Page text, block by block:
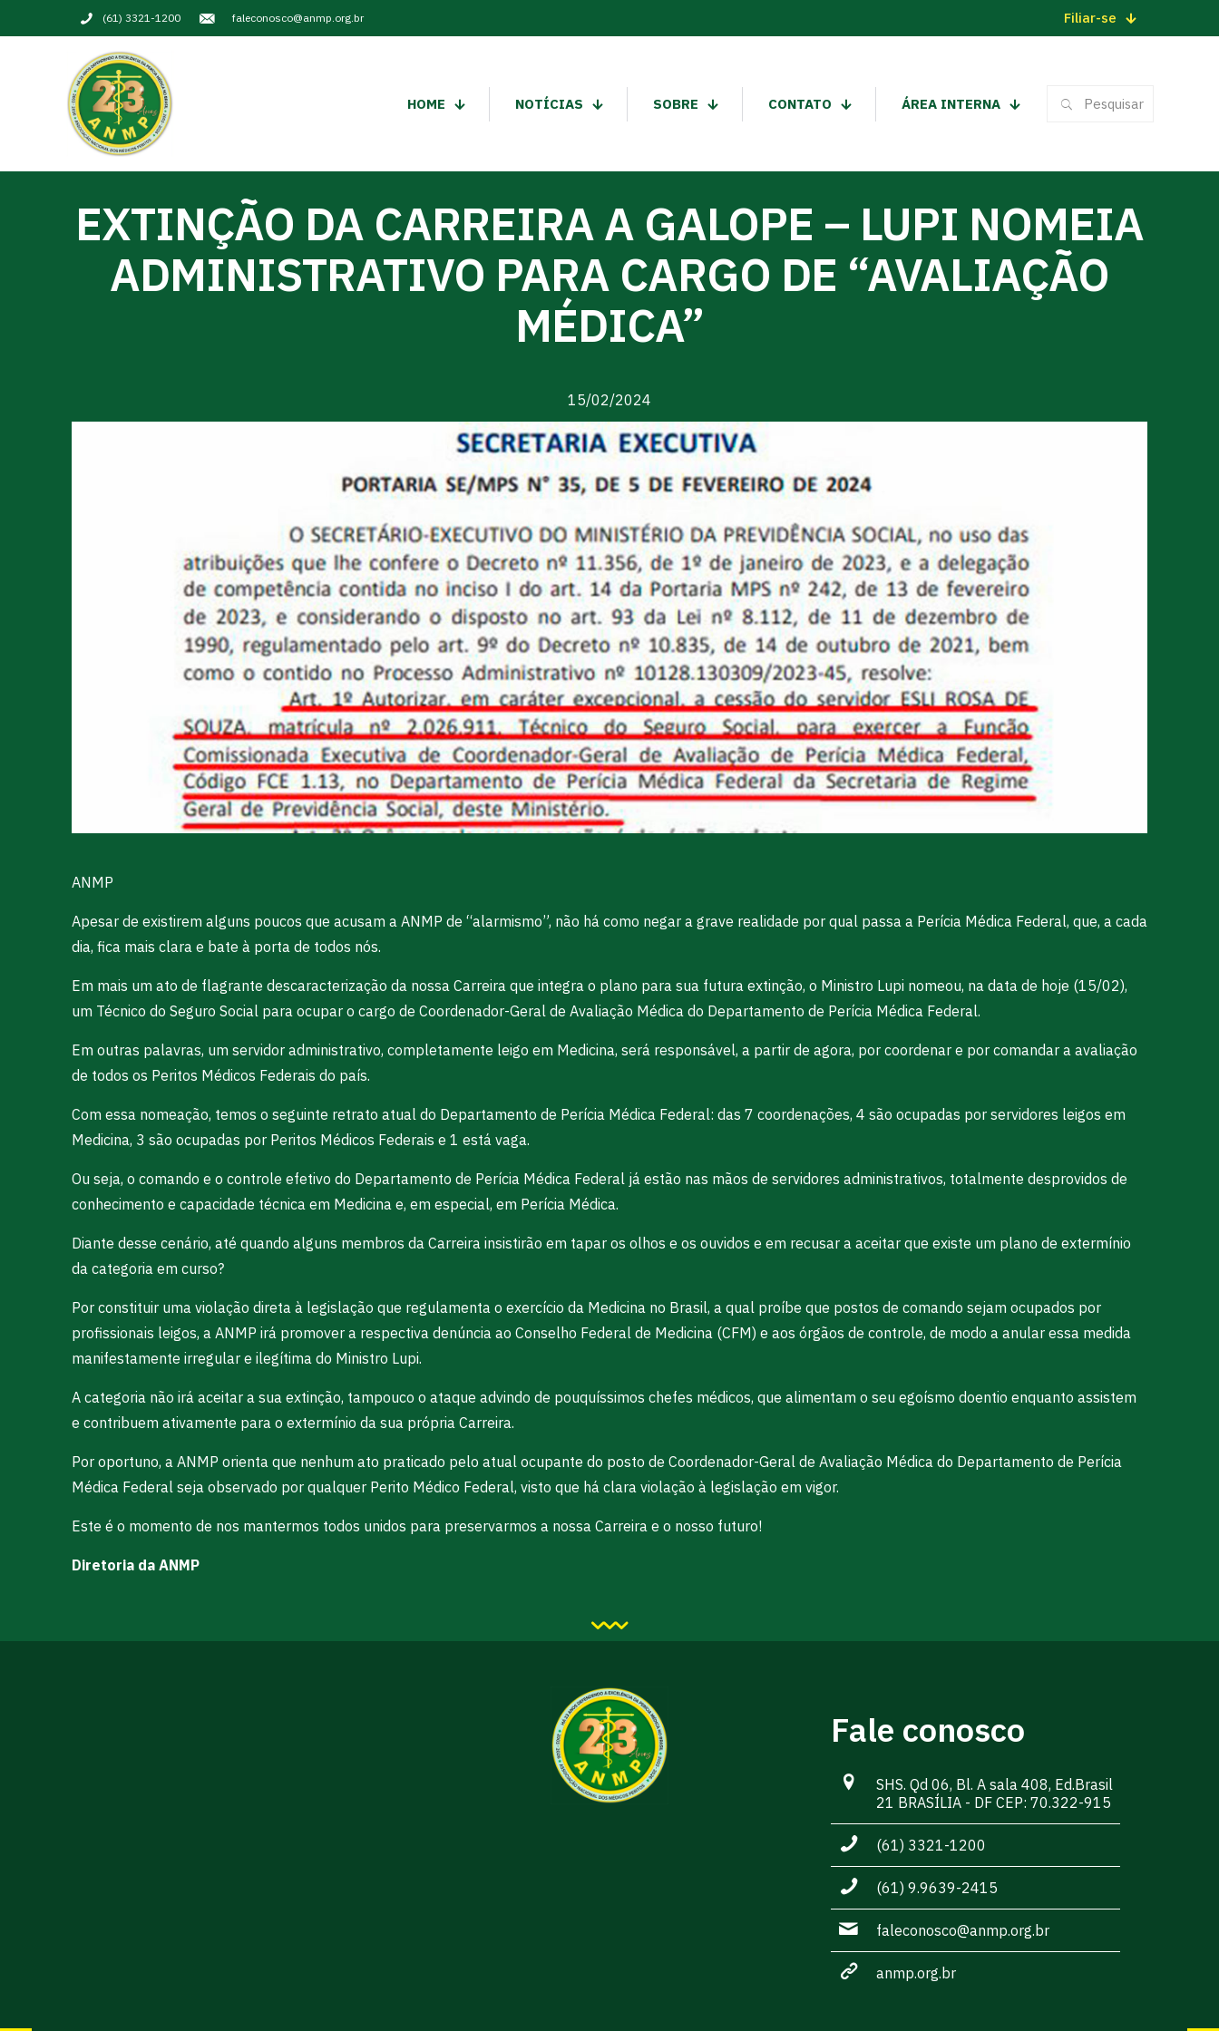
(61) 3321-1200 faleconosco@anmp.org.br Filiar-se
HOME NOTÍCIAS SOBRE CONTATO ÁREA INTERNA
EXTINÇÃO DA CARREIRA A GALOPE – LUPI NOMEIA
ADMINISTRATIVO PARA CARGO DE “AVALIAÇÃO
MÉDICA”
15/02/2024
ANMP
Apesar de existirem alguns poucos que acusam a ANMP de “alarmismo”, não há como negar a grave realidade por qual passa a Perícia Médica Federal, que, a cada
dia, fica mais clara e bate à porta de todos nós.
Em mais um ato de flagrante descaracterização da nossa Carreira que integra o plano para sua futura extinção, o Ministro Lupi nomeou, na data de hoje (15/02),
um Técnico do Seguro Social para ocupar o cargo de Coordenador-Geral de Avaliação Médica do Departamento de Perícia Médica Federal.
Em outras palavras, um servidor administrativo, completamente leigo em Medicina, será responsável, a partir de agora, por coordenar e por comandar a avaliação
de todos os Peritos Médicos Federais do país.
Com essa nomeação, temos o seguinte retrato atual do Departamento de Perícia Médica Federal: das 7 coordenações, 4 são ocupadas por servidores leigos em
Medicina, 3 são ocupadas por Peritos Médicos Federais e 1 está vaga.
Ou seja, o comando e o controle efetivo do Departamento de Perícia Médica Federal já estão nas mãos de servidores administrativos, totalmente desprovidos de
conhecimento e capacidade técnica em Medicina e, em especial, em Perícia Médica.
Diante desse cenário, até quando alguns membros da Carreira insistirão em tapar os olhos e os ouvidos e em recusar a aceitar que existe um plano de extermínio
da categoria em curso?
Por constituir uma violação direta à legislação que regulamenta o exercício da Medicina no Brasil, a qual proíbe que postos de comando sejam ocupados por
profissionais leigos, a ANMP irá promover a respectiva denúncia ao Conselho Federal de Medicina (CFM) e aos órgãos de controle, de modo a anular essa medida
manifestamente irregular e ilegítima do Ministro Lupi.
A categoria não irá aceitar a sua extinção, tampouco o ataque advindo de pouquíssimos chefes médicos, que alimentam o seu egoísmo doentio enquanto assistem
e contribuem ativamente para o extermínio da sua própria Carreira.
Por oportuno, a ANMP orienta que nenhum ato praticado pelo atual ocupante do posto de Coordenador-Geral de Avaliação Médica do Departamento de Perícia
Médica Federal seja observado por qualquer Perito Médico Federal, visto que há clara violação à legislação em vigor.
Este é o momento de nos mantermos todos unidos para preservarmos a nossa Carreira e o nosso futuro!
Diretoria da ANMP
Fale conosco
SHS. Qd 06, Bl. A sala 408, Ed.Brasil
21 BRASÍLIA - DF CEP: 70.322-915
(61) 3321-1200
(61) 9.9639-2415
faleconosco@anmp.org.br
anmp.org.br